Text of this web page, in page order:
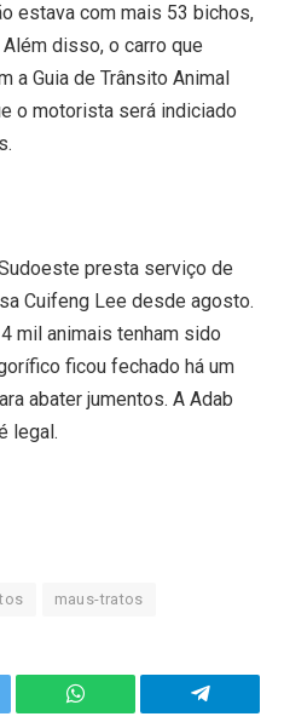
estava com mais 53 bichos,
disso, o carro que
a Guia de Trânsito Animal
o motorista será indiciado
presta serviço de
Cuifeng Lee desde agosto.
mil animais tenham sido
ficou fechado há um
abater jumentos. A Adab
legal.
maus-tratos
WhatsApp Telegram